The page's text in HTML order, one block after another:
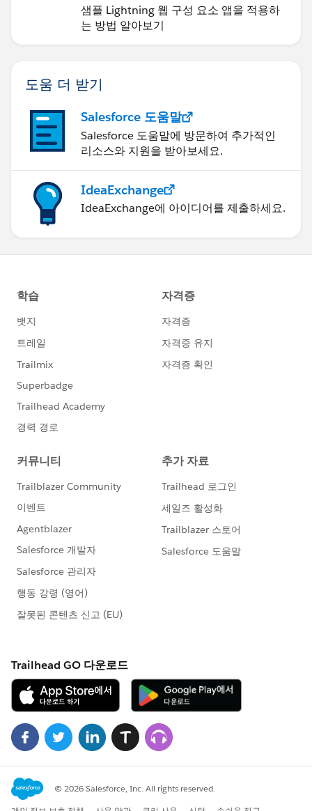
샘플 Lightning 웹 구성 요소 앱을 적용하
는 방법 알아보기
도움 더 받기
Salesforce 도움말
Salesforce 도움말에 방문하여 추가적인
리소스와 지원을 받아보세요.
IdeaExchange
IdeaExchange에 아이디어를 제출하세요.